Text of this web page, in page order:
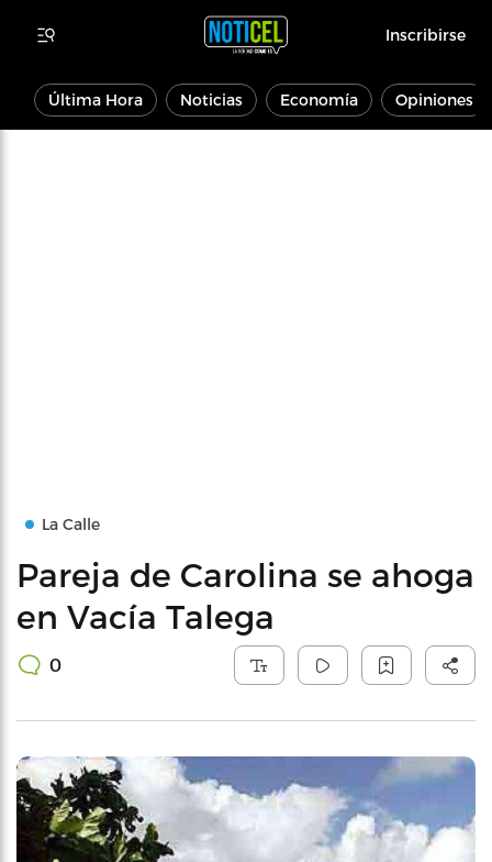
Inscribirse
Última Hora Noticias Economía Opiniones
La Calle
Pareja de Carolina se ahoga
en Vacía Talega
0